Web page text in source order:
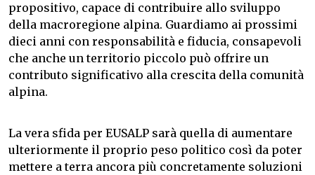
propositivo, capace di contribuire allo sviluppo
della macroregione alpina. Guardiamo ai prossimi
dieci anni con responsabilità e fiducia, consapevoli
che anche un territorio piccolo può offrire un
contributo significativo alla crescita della comunità
alpina.
La vera sfida per EUSALP sarà quella di aumentare
ulteriormente il proprio peso politico così da poter
mettere a terra ancora più concretamente soluzioni